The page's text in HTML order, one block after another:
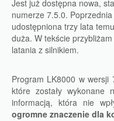
Jest już dostępna nowa,
numerze 7.5.0.
udostępniona trzy lata
duża. W tekście
latania z silnikiem.
Program LK8000 w wersji
które zostały wykonane
informacją, która nie
ogromne znaczenie dla